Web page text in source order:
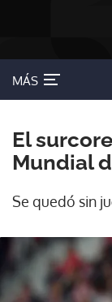
MÁS
El
Mundial
Se quedó sin